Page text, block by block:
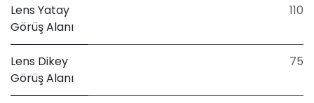
Lens Yatay
Görüş Alanı
110
Lens Dikey
Görüş Alanı
75